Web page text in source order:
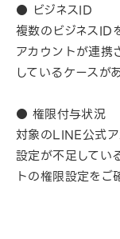
● ビジネスID
複数のビジネスID
アカウントが連携
しているケースが
● 権限付与状況
対象のLINE公式
設定が不足してい
トの権限設定をご